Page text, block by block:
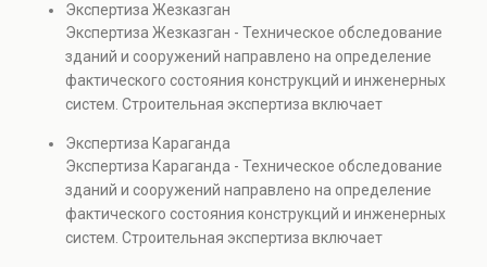
элементов и оценку эксплуатационной безопасности.
Услуга востребована при покупке недвижимости,
капитальном ремонте и реконструкции объектов, а
также при судебных разбирательствах и технических
проверках.
Экспертиза Жезказган
Экспертиза Жезказган - Техническое обследование
зданий и сооружений направлено на определение
фактического состояния конструкций и инженерных
систем. Строительная экспертиза включает
элементов и оценку эксплуатационной безопасности.
Услуга востребована при покупке недвижимости,
капитальном ремонте и реконструкции объектов, а
также при судебных разбирательствах и технических
проверках.
Экспертиза Караганда
Экспертиза Караганда - Техническое обследование
зданий и сооружений направлено на определение
фактического состояния конструкций и инженерных
систем. Строительная экспертиза включает